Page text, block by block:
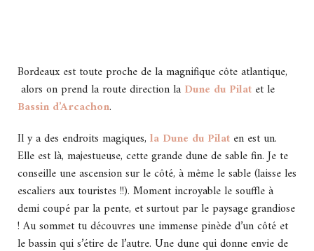
Bordeaux est toute proche de la magnifique côte atlantique,
alors on prend la route direction la Dune du Pilat et le
Bassin d’Arcachon.
Il y a des endroits magiques, la Dune du Pilat en est un.
Elle est là, majestueuse, cette grande dune de sable fin. Je te
conseille une ascension sur le côté, à même le sable (laisse les
escaliers aux touristes !!). Moment incroyable le souffle à
demi coupé par la pente, et surtout par le paysage grandiose
! Au sommet tu découvres une immense pinède d’un côté et
le bassin qui s’étire de l’autre. Une dune qui donne envie de